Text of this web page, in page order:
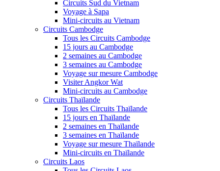
Circuits Sud du Vietnam
Voyage à Sapa
Mini-circuits au Vietnam
Circuits Cambodge
Tous les Circuits Cambodge
15 jours au Cambodge
2 semaines au Cambodge
3 semaines au Cambodge
Voyage sur mesure Cambodge
Visiter Angkor Wat
Mini-circuits au Cambodge
Circuits Thaïlande
Tous les Circuits Thaïlande
15 jours en Thaïlande
2 semaines en Thaïlande
3 semaines en Thaïlande
Voyage sur mesure Thaïlande
Mini-circuits en Thaïlande
Circuits Laos